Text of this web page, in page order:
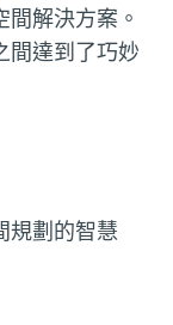
解決方案。
間達到了巧妙
規劃的智慧